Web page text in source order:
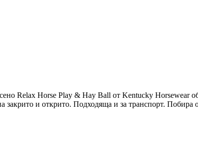
Relax Horse Play & Hay Ball от Kentucky Horsewear
закрито и открито. Подходяща и за транспорт.